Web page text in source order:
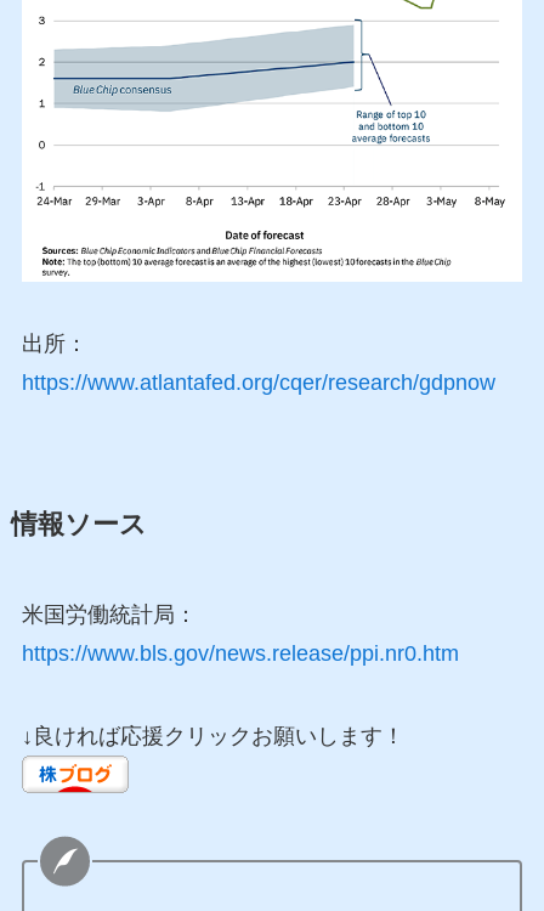
出所：
https://www.atlantafed.org/cqer/research/gdpnow
情報ソース
米国労働統計局：
https://www.bls.gov/news.release/ppi.nr0.htm
↓良ければ応援クリックお願いします！